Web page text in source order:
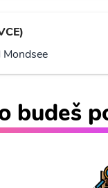
budeš